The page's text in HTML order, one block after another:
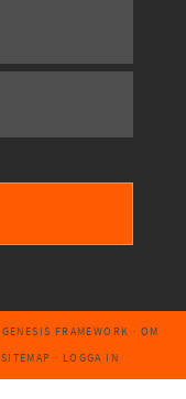
GENESIS FRAMEWORK · OM
SITEMAP · LOGGA IN